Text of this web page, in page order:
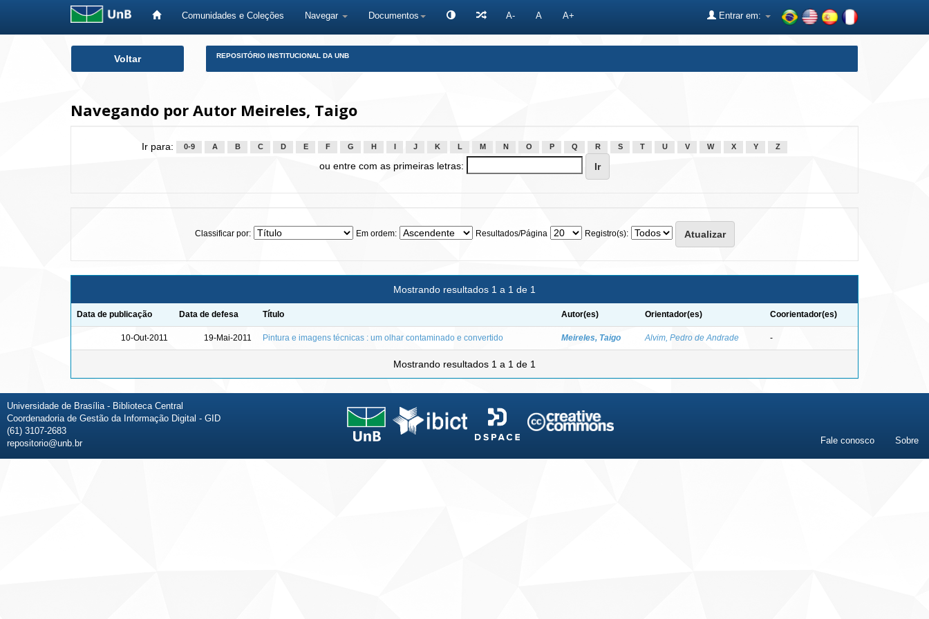
Comunidades e Coleções Navegar Documentos A- A A+ Entrar em:
Voltar REPOSITÓRIO INSTITUCIONAL DA UNB
Navegando por Autor Meireles, Taigo
Ir para: 0-9 A B C D E F G H J K L M N O P Q R S T U V W X Y Z
ou entre com as primeiras letras:
Classificar por: Em ordem: Resultados/Página Registro(s):
Mostrando resultados 1 a 1 de 1
Data de publicação Data de defesa Título Autor(es) Orientador(es) Coorientador(es)
10-Out-2011 19-Mai-2011 Pintura e imagens técnicas : um olhar contaminado e convertido Meireles, Taigo Alvim, Pedro de Andrade -
Mostrando resultados 1 a 1 de 1
Universidade de Brasília - Biblioteca Central
Coordenadoria de Gestão da Informação Digital - GID
(61) 3107-2683
repositorio@unb.br
Fale conosco Sobre